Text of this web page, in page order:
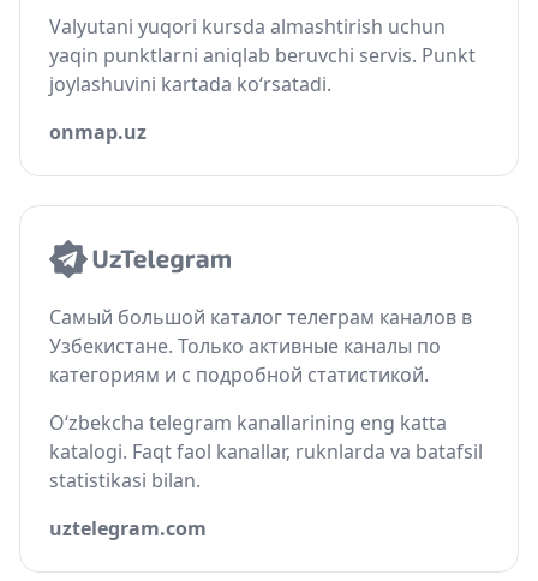
Valyutani yuqori kursda almashtirish uchun
yaqin punktlarni aniqlab beruvchi servis. Punkt
joylashuvini kartada ko‘rsatadi.
onmap.uz
Самый большой каталог телеграм каналов в
Узбекистане. Только активные каналы по
категориям и с подробной статистикой.
O‘zbekcha telegram kanallarining eng katta
katalogi. Faqt faol kanallar, ruknlarda va batafsil
statistikasi bilan.
uztelegram.com